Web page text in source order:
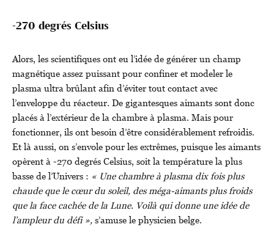
-270 degrés Celsius
Alors, les scientifiques ont eu l’idée de générer un champ
magnétique assez puissant pour confiner et modeler le
plasma ultra brûlant afin d’éviter tout contact avec
l’enveloppe du réacteur. De gigantesques aimants sont donc
placés à l’extérieur de la chambre à plasma. Mais pour
fonctionner, ils ont besoin d’être considérablement refroidis.
Et là aussi, on s’envole pour les extrêmes, puisque les aimants
opèrent à -270 degrés Celsius, soit la température la plus
basse de l’Univers : « Une chambre à plasma dix fois plus
chaude que le cœur du soleil, des méga-aimants plus froids
que la face cachée de la Lune. Voilà qui donne une idée de
l’ampleur du défi »,s’amuse le physicien belge.